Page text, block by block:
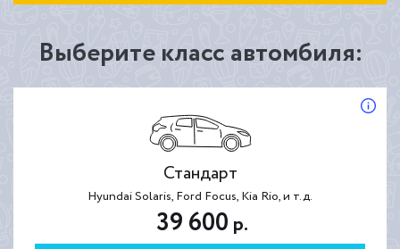
Выберите класс автомбиля:
Стандарт
Hyundai Solaris, Ford Focus, Kia Rio, и т.д.
39 600 р.